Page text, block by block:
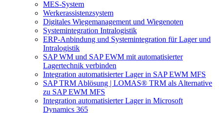
MES-System
Werkerassistenzsystem
Digitales Wiegemanagement und Wiegenoten
Systemintegration Intralogistik
ERP-Anbindung und Systemintegration für Lager und
Intralogistik
SAP WM und SAP EWM mit automatisierter
Lagertechnik verbinden
Integration automatisierter Lager in SAP EWM MFS
SAP TRM Ablösung | LOMAS® TRM als Alternative
zu SAP EWM MFS
Integration automatisierter Lager in Microsoft
Dynamics 365